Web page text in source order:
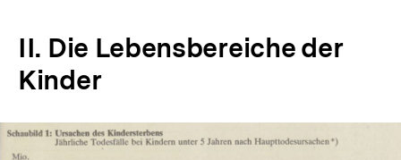
Fußnote
II. Die Lebensbereiche der
Kinder